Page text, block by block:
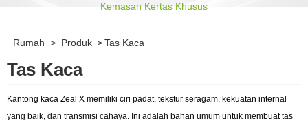
Kemasan Kertas Khusus
Rumah > Produk > Tas Kaca
Tas Kaca
Kantong kaca Zeal X memiliki ciri padat, tekstur seragam, kekuatan internal
yang baik, dan transmisi cahaya. Ini adalah bahan umum untuk membuat tas